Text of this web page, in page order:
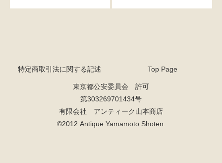
特定商取引法に関する記述 Top Page
東京都公安委員会 許可
第303269701434号
有限会社 アンティーク山本商店
©2012 Antique Yamamoto Shoten.